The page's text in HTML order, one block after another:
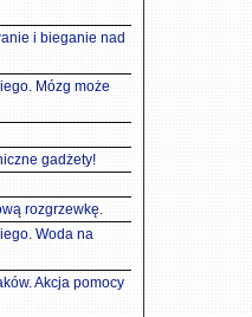
i bieganie nad
Mózg może
gadżety!
rozgrzewkę.
Woda na
Akcja pomocy